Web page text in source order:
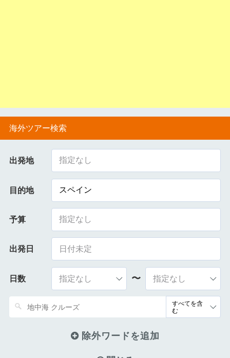
海外ツアー検索
出発地 指定なし
目的地 スペイン
予算 指定なし
出発日
日数 〜
除外ワードを追加